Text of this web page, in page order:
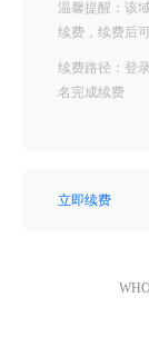
温馨提醒：该
续费，续费后
续费路径：登
名完成续费
立即续费